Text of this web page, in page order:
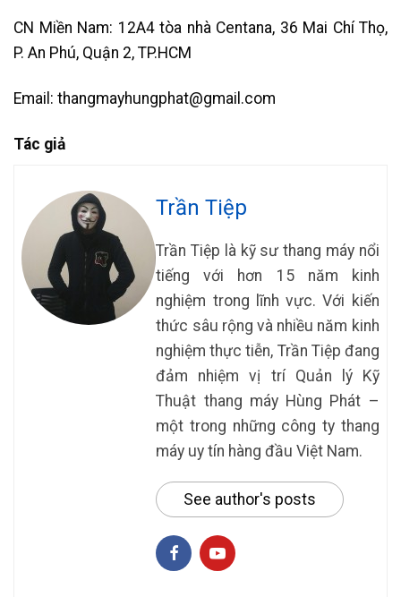
CN Miền Nam: 12A4 tòa nhà Centana, 36 Mai Chí Thọ,
P. An Phú, Quận 2, TP.HCM
Email: thangmayhungphat@gmail.com
Tác giả
Trần Tiệp
Trần Tiệp là kỹ sư thang máy nổi
tiếng với hơn 15 năm kinh
nghiệm trong lĩnh vực. Với kiến
thức sâu rộng và nhiều năm kinh
nghiệm thực tiễn, Trần Tiệp đang
đảm nhiệm vị trí Quản lý Kỹ
Thuật thang máy Hùng Phát –
một trong những công ty thang
máy uy tín hàng đầu Việt Nam.
See author's posts